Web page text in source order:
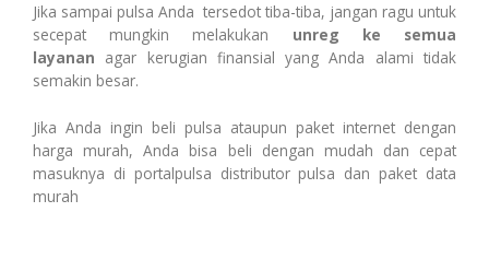
Jika sampai pulsa Anda tersedot tiba-tiba, jangan ragu untuk
secepat mungkin melakukan unreg ke semua
layanan agar kerugian finansial yang Anda alami tidak
semakin besar.
Jika Anda ingin beli pulsa ataupun paket internet dengan
harga murah, Anda bisa beli dengan mudah dan cepat
masuknya di portalpulsa distributor pulsa dan paket data
murah